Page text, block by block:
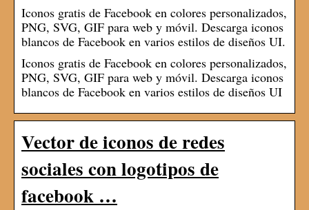
Iconos gratis de Facebook en colores personalizados,
PNG, SVG, GIF para web y móvil. Descarga iconos
blancos de Facebook en varios estilos de diseños UI.
Iconos gratis de Facebook en colores personalizados,
PNG, SVG, GIF para web y móvil. Descarga iconos
blancos de Facebook en varios estilos de diseños UI
Vector de iconos de redes
sociales con logotipos de
facebook …